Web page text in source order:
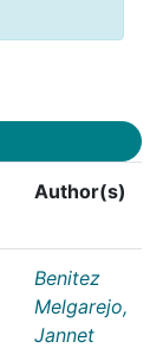
Author(s)
Benitez
Melgarejo,
Jannet